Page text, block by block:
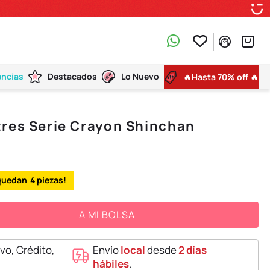
Destacados Lo Nuevo 🔥Hasta 70% off 🔥
Serie Crayon Shinchan
4
A MI BOLSA
Crédito,
Envíolocaldesde2 días
hábiles.